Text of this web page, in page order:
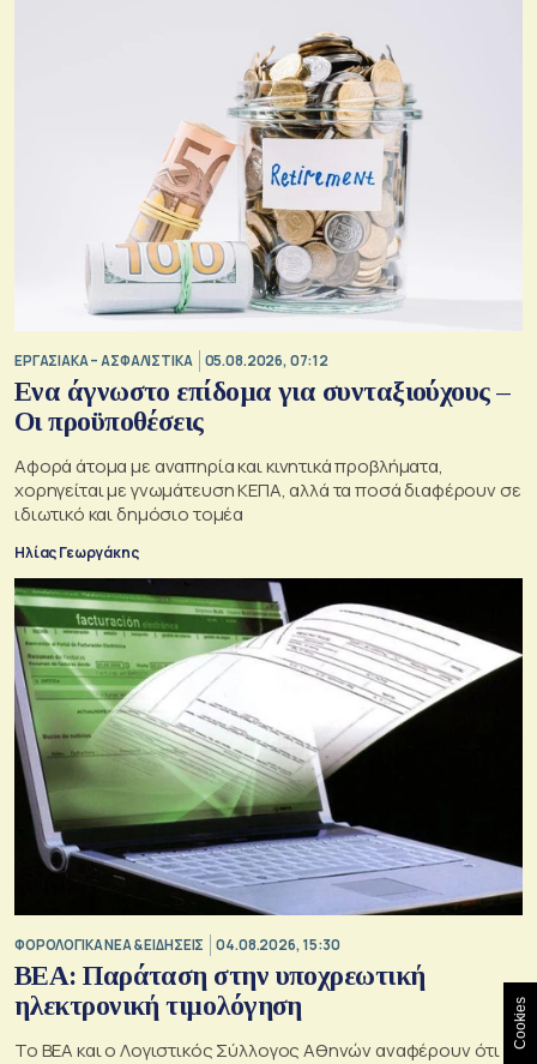
ΕΡΓΑΣΙΑΚΑ – ΑΣΦΑΛΙΣΤΙΚΑ 05.08.2026, 07:12
Ενα άγνωστο επίδομα για συνταξιούχους –
Οι προϋποθέσεις
Αφορά άτομα με αναπηρία και κινητικά προβλήματα,
χορηγείται με γνωμάτευση ΚΕΠΑ, αλλά τα ποσά διαφέρουν σε
ιδιωτικό και δημόσιο τομέα
Ηλίας Γεωργάκης
ΦΟΡΟΛΟΓΙΚΑ ΝΕΑ & EΙΔΗΣΕΙΣ 04.08.2026, 15:30
BEA: Παράταση στην υποχρεωτική
ηλεκτρονική τιμολόγηση
To BEA και ο Λογιστικός Σύλλογος Αθηνών αναφέρουν ότι η
Cookies